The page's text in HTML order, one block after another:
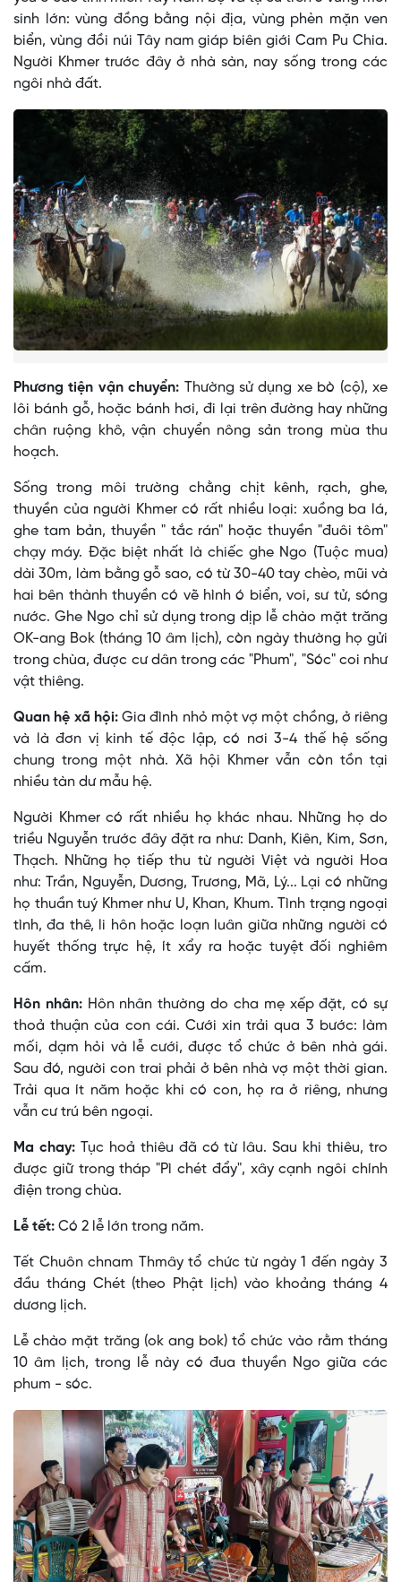
sinh lớn: vùng đồng bằng nội địa, vùng phèn mặn ven
biển, vùng đồi núi Tây nam giáp biên giới Cam Pu Chia.
Người Khmer trước đây ở nhà sàn, nay sống trong các
ngôi nhà đất.
Phương tiện vận chuyển: Thường sử dụng xe bò (cộ), xe
lôi bánh gỗ, hoặc bánh hơi, đi lại trên đường hay những
chân ruộng khô, vận chuyển nông sản trong mùa thu
hoạch.
Sống trong môi trường chằng chịt kênh, rạch, ghe,
thuyền của người Khmer có rất nhiều loại: xuồng ba lá,
ghe tam bản, thuyền " tắc rán" hoặc thuyền "đuôi tôm"
chạy máy. Ðặc biệt nhất là chiếc ghe Ngo (Tuộc mua)
dài 30m, làm bằng gỗ sao, có từ 30-40 tay chèo, mũi và
hai bên thành thuyền có vẽ hình ó biển, voi, sư tử, sóng
nước. Ghe Ngo chỉ sử dụng trong dịp lễ chào mặt trăng
OK-ang Bok (tháng 10 âm lịch), còn ngày thường họ gửi
trong chùa, được cư dân trong các "Phum", "Sóc" coi như
vật thiêng.
Quan hệ xã hội:Gia đình nhỏ một vợ một chồng, ở riêng
và là đơn vị kinh tế độc lập, có nơi 3-4 thế hệ sống
chung trong một nhà. Xã hội Khmer vẫn còn tồn tại
nhiều tàn dư mẫu hệ.
Người Khmer có rất nhiều họ khác nhau. Những họ do
triều Nguyễn trước đây đặt ra như: Danh, Kiên, Kim, Sơn,
Thạch. Những họ tiếp thu từ người Việt và người Hoa
như: Trần, Nguyễn, Dương, Trương, Mã, Lý... Lại có những
họ thuần tuý Khmer như U, Khan, Khum. Tình trạng ngoại
tình, đa thê, li hôn hoặc loạn luân giữa những người có
huyết thống trực hệ, ít xẩy ra hoặc tuyệt đối nghiêm
cấm.
Hôn nhân: Hôn nhân thường do cha mẹ xếp đặt, có sự
thoả thuận của con cái. Cưới xin trải qua 3 bước: làm
mối, dạm hỏi và lễ cưới, được tổ chức ở bên nhà gái.
Sau đó, người con trai phải ở bên nhà vợ một thời gian.
Trải qua ít năm hoặc khi có con, họ ra ở riêng, nhưng
vẫn cư trú bên ngoại.
Ma chay: Tục hoả thiêu đã có từ lâu. Sau khi thiêu, tro
được giữ trong tháp "Pì chét đẩy", xây cạnh ngôi chính
điện trong chùa.
Lễ tết: Có 2 lễ lớn trong năm.
Tết Chuôn chnam Thmây tổ chức từ ngày 1 đến ngày 3
đầu tháng Chét (theo Phật lịch) vào khoảng tháng 4
dương lịch.
Lễ chào mặt trăng (ok ang bok) tổ chức vào rằm tháng
10 âm lịch, trong lễ này có đua thuyền Ngo giữa các
phum - sóc.